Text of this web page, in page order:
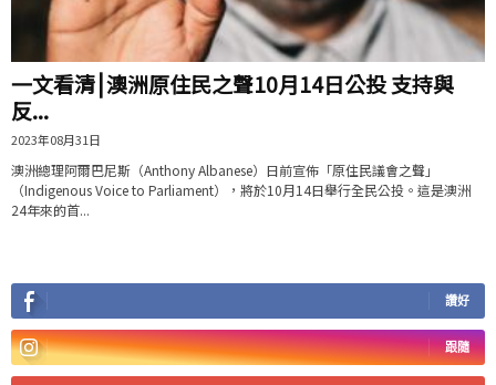
一文看清⎮澳洲原住民之聲10月14日公投 支持與
反...
2023年08月31日
澳洲總理阿爾巴尼斯（Anthony Albanese）日前宣佈「原住民議會之聲」
（Indigenous Voice to Parliament），將於10月14日舉行全民公投。這是澳洲
24年來的首...
讚好
跟隨